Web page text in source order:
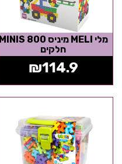
מלי MELI מיניס MINIS 800
חלקים
₪114.9